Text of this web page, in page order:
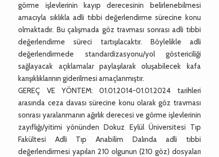
görme işlevlerinin kayıp derecesinin belirlenebilmesi
amacıyla sıklıkla adli tıbbi değerlendirme sürecine konu
olmaktadır. Bu çalışmada göz travması sonrası adli tıbbi
değerlendirme süreci tartışılacaktır. Böylelikle adli
değerlendirmede standardizasyonu/yol göstericiliği
sağlayacak açıklamalar paylaşılarak oluşabilecek kafa
karışıklıklarının giderilmesi amaçlanmıştır.
GEREÇ VE YÖNTEM: 01.01.2014-01.01.2024 tarihleri
arasında ceza davası sürecine konu olarak göz travması
sonrası yaralanmanın ağırlık derecesi ve görme işlevlerinin
zayıflığı/yitimi yönünden Dokuz Eylül Üniversitesi Tıp
Fakültesi Adli Tıp Anabilim Dalında adli tıbbi
değerlendirmesi yapılan 210 olgunun (210 göz) dosyaları